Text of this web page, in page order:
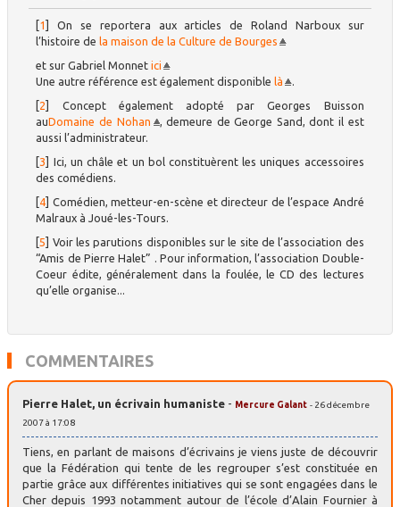
[1]On se reportera aux articles de Roland Narboux sur
l’histoire dela maison de la Culture de Bourges
et sur Gabriel Monnetici
Une autre référence est également disponiblelà
[2] Concept également adopté par Georges Buisson
auDomaine de Nohan
, demeure de George Sand, dont il est
aussi l’administrateur.
[3] Ici, un châle et un bol constituèrent les uniques accessoires
des comédiens.
[4] Comédien, metteur-en-scène et directeur de l’espace André
Malraux à Joué-les-Tours.
[5] Voir les parutions disponibles sur le site de l’association des
“Amis de Pierre Halet” . Pour information, l’association Double-
Coeur édite, généralement dans la foulée, le CD des lectures
qu’elle organise...
COMMENTAIRES
Pierre Halet, un écrivain humaniste - Mercure Galant - 26 décembre
2007 à 17:08
Tiens, en parlant de maisons d’écrivains je viens juste de découvrir
que la Fédération qui tente de les regrouper s’est constituée en
partie grâce aux différentes initiatives qui se sont engagées dans le
Cher depuis 1993 notamment autour de l’école d’Alain Fournier à